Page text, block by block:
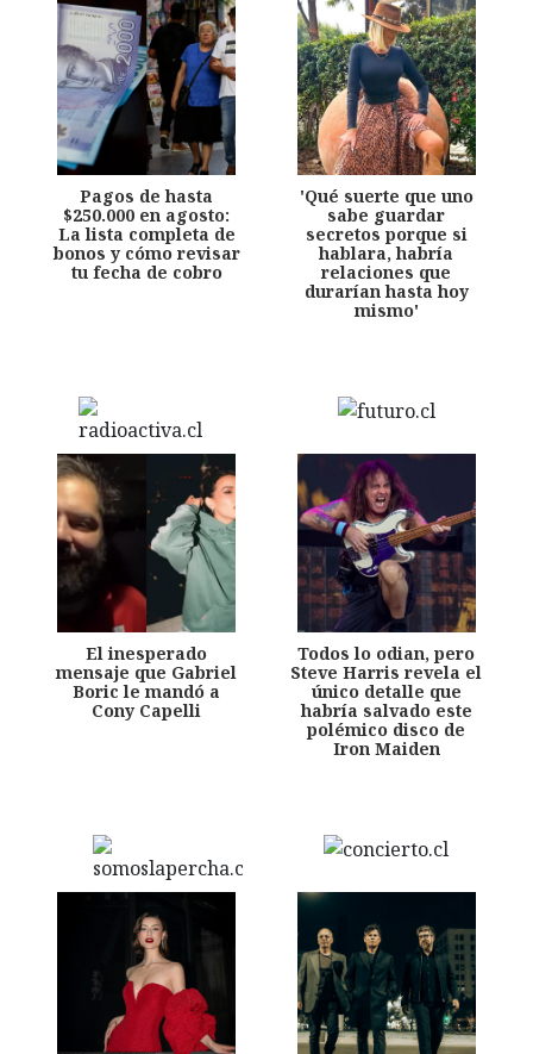
Pagos de hasta
$250.000 en agosto:
La lista completa de
bonos y cómo revisar
tu fecha de cobro
'Qué suerte que uno
sabe guardar
secretos porque si
hablara, habría
relaciones que
durarían hasta hoy
mismo'
El inesperado
mensaje que Gabriel
Boric le mandó a
Cony Capelli
Todos lo odian, pero
Steve Harris revela el
único detalle que
habría salvado este
polémico disco de
Iron Maiden